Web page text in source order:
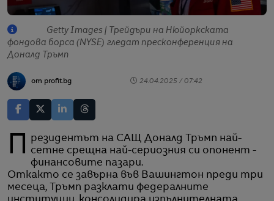
Getty Images | Трейдъри на Нюйоркската
фондова борса (NYSE) гледат пресконференция на
Доналд Тръмп
от profit.bg 24.04.2025 / 07:42
Президентът на САЩ Доналд Тръмп най-
сетне срещна най-сериозния си опонент -
финансовите пазари.
Откакто се завърна във Вашингтон преди три
месеца, Тръмп разклати федералните